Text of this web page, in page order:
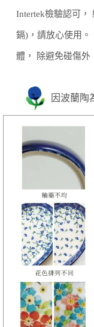
Intertek檢驗認可，
鎘)，請放心使用
體， 除避免碰傷外
因波蘭陶